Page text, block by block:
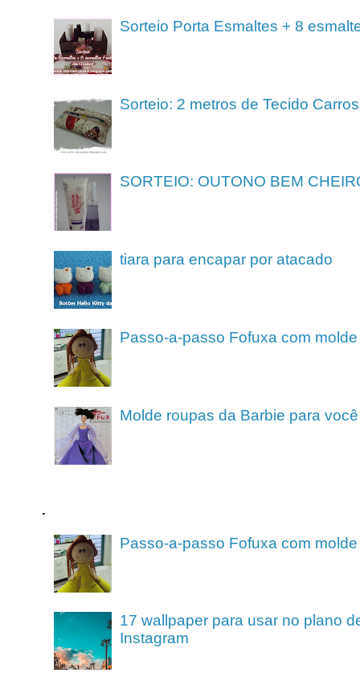
Sorteio Porta Esmaltes + 8
Sorteio: 2 metros de Tecido Carros
SORTEIO: OUTONO BEM
tiara para encapar por atacado
Passo-a-passo Fofuxa com molde
Molde roupas da Barbie para
.
Passo-a-passo Fofuxa com molde
17 wallpaper para usar no plano
Instagram